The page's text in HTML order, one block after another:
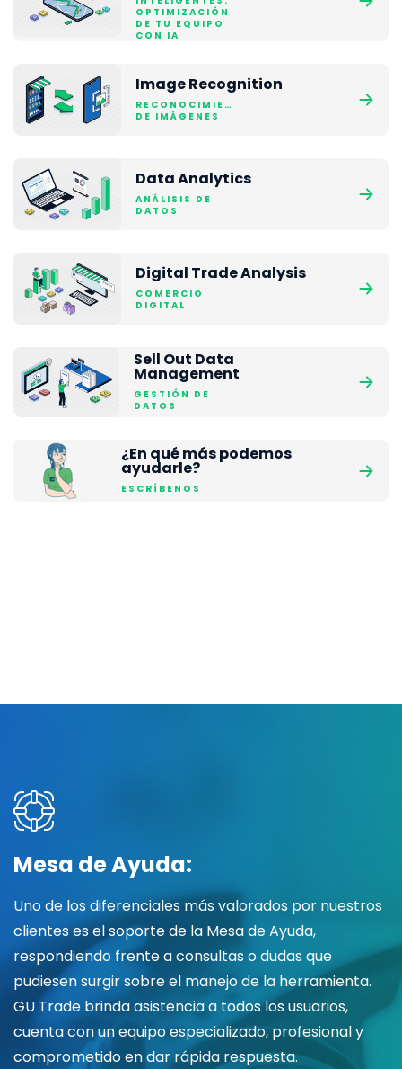
OPTIMIZACIÓN
DE TU EQUIPO
CON IA
Image Recognition
RECONOCIMIENTO
DE IMÁGENES
Data Analytics
ANÁLISIS DE
DATOS
Digital Trade Analysis
COMERCIO
DIGITAL
Sell Out Data
Management
GESTIÓN DE
DATOS
¿En qué más podemos
ayudarle?
ESCRÍBENOS
Mesa de Ayuda:
Uno de los diferenciales más valorados por nuestros
clientes es el soporte de la Mesa de Ayuda,
respondiendo frente a consultas o dudas que
pudiesen surgir sobre el manejo de la herramienta.
GU Trade brinda asistencia a todos los usuarios,
cuenta con un equipo especializado, profesional y
comprometido en dar rápida respuesta.